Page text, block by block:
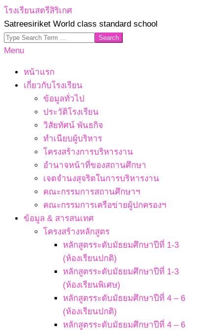
Skip
to
content
โรงเรียนสตรีสิริเกศ
Satreesiriket World class standard school
Search
Primary
Menu
Menu
หน้าแรก
เกี่ยวกับโรงเรียน
ข้อมูลทั่วไป
ประวัติโรงเรียน
วิสัยทัศน์ พันธกิจ
ทำเนียบผู้บริหาร
โครงสร้างการบริหารงาน
อำนาจหน้าที่ของสถานศึกษา
เจตจํานงสุจริตในการบริหารงาน
คณะกรรมการสถานศึกษาฯ
คณะกรรมการเครือข่ายผู้ปกครองฯ
ข้อมูล & สารสนเทศ
โครงสร้างหลักสูตร
หลักสูตรระดับมัธยมศึกษาปีที่ 1-3
(ห้องเรียนปกติ)
หลักสูตรระดับมัธยมศึกษาปีที่ 1-3
(ห้องเรียนพิเศษ)
หลักสูตรระดับมัธยมศึกษาปีที่ 4 – 6
(ห้องเรียนปกติ)
หลักสูตรระดับมัธยมศึกษาปีที่ 4 – 6